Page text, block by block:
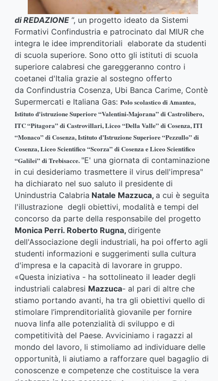
di REDAZIONE ”, un progetto ideato da Sistemi
Formativi Confindustria e patrocinato dal MIUR che
integra le idee imprenditoriali elaborate da studenti
di scuola superiore. Sono otto gli istituti di scuola
superiore calabresi che gareggeranno contro i
coetanei d'Italia grazie al sostegno offerto
da Confindustria Cosenza, Ubi Banca Carime, Contè
Supermercati e Italiana Gas: Polo scolastico di Amantea,
Istituto d'istruzione Superiore “Valentini-Majorana” di Castrolibero,
ITC “Pitagora” di Castrovillari, Liceo “Della Valle” di Cosenza, ITI
“Monaco” di Cosenza, Istituto d’Istruzione Superiore “Pezzullo” di
Cosenza, Liceo Scientifico “Scorza” di Cosenza e Liceo Scientifico
“Galilei” di Trebisacce. "E' una giornata di contaminazione
in cui desideriamo trasmettere il virus dell'impresa"
ha dichiarato nel suo saluto il presidente di
Unindustria Calabria Natale Mazzuca, a cui è seguita
l'illustrazione degli obiettivi, modalità e tempi del
concorso da parte della responsabile del progetto
Monica Perri. Roberto Rugna, dirigente
dell'Associazione degli industriali, ha poi offerto agli
studenti informazioni e suggerimenti sulla cultura
d'impresa e la capacità di lavorare in gruppo.
«Questa iniziativa - ha sottolineato il leader degli
industriali calabresi Mazzuca- al pari di altre che
stiamo portando avanti, ha tra gli obiettivi quello di
stimolare l’imprenditorialità giovanile per fornire
nuova linfa alle potenzialità di sviluppo e di
competitività del Paese. Avviciniamo i ragazzi al
mondo del lavoro, li stimoliamo ad individuare delle
opportunità, li aiutiamo a rafforzare quel bagaglio di
conoscenze e competenze che costituisce la vera